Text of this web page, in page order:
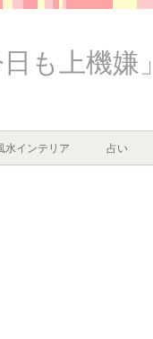
も上機嫌」
水インテリア 占い